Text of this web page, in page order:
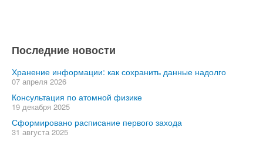
Последние новости
Хранение информации: как сохранить данные надолго
07 апреля 2026
Консультация по атомной физике
19 декабря 2025
Сформировано расписание первого захода
31 августа 2025